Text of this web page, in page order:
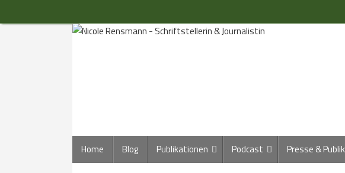
Inhalt
Inhalt
springen
Home Blog Publikationen Podcast Presse &